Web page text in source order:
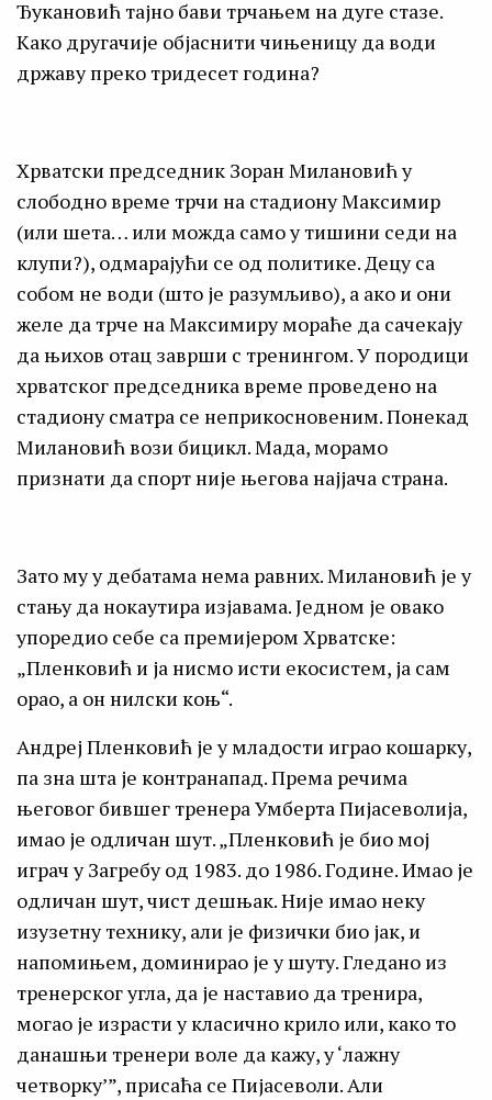
Ђукановић тајно бави трчањем на дуге стазе.
Како другачије објаснити чињеницу да води
државу преко тридесет година?
Хрватски председник Зоран Милановић у
слободно време трчи на стадиону Максимир
(или шета… или можда само у тишини седи на
клупи?), одмарајући се од политике. Децу са
собом не води (што је разумљиво), а ако и они
желе да трче на Максимиру мораће да сачекају
да њихов отац заврши с тренингом. У породици
хрватског председника време проведено на
стадиону сматра се неприкосновеним. Понекад
Милановић вози бицикл. Мада, морамо
признати да спорт није његова најјача страна.
Зато му у дебатама нема равних. Милановић је у
стању да нокаутира изјавама. Једном је овако
упоредио себе са премијером Хрватске:
„Пленковић и ја нисмо исти екосистем, ја сам
орао, а он нилски коњ“.
Андреј Пленковић је у младости играо кошарку,
па зна шта је контранапад. Према речима
његовог бившег тренера Умберта Пијасеволија,
имао је одличан шут. „Пленковић је био мој
играч у Загребу од 1983. до 1986. Године. Имао је
одличан шут, чист дешњак. Није имао неку
изузетну технику, али је физички био јак, и
напомињем, доминирао је у шуту. Гледано из
тренерског угла, да је наставио да тренира,
могао је израсти у класично крило или, како то
данашњи тренери воле да кажу, у ‘лажну
четворку’”, присаћа се Пијасеволи. Али